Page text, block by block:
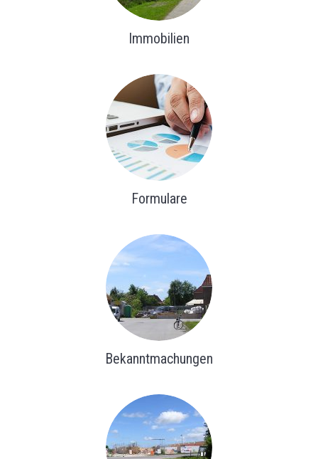
Immobilien
Formulare
Bekanntmachungen